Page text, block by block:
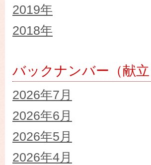
2019年
2018年
バックナンバー（献立
2026年7月
2026年6月
2026年5月
2026年4月